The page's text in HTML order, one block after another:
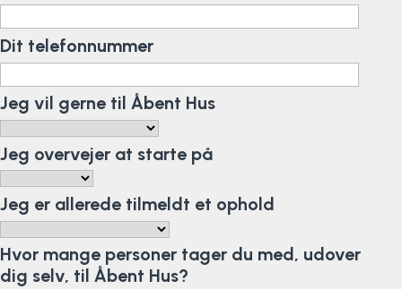
Dit telefonnummer
Jeg vil gerne til Åbent Hus
Jeg overvejer at starte på
Jeg er allerede tilmeldt et ophold
Hvor mange personer tager du med, udover
dig selv, til Åbent Hus?
Svømning og Livredning
Tons og teambuilding
Vandsport
Volleyball